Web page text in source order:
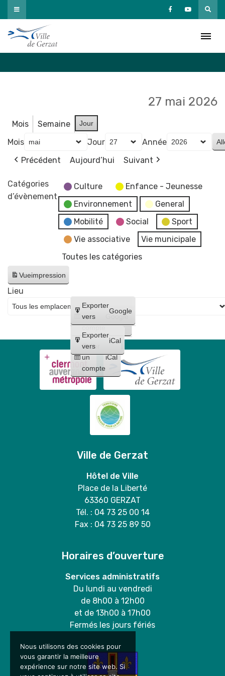
Passer
au
contenu
27 mai 2026
Mois Semaine Jour
Mois Jour
Année
Précédent
Aujourd’hui Suivant
Catégories
d’évènement
Culture
Enfance - Jeunesse
Environnement
General
Mobilité
Social
Sport
Vie associative
Vie municipale
Toutes les catégories
Vueimpression
Créer
un
compte
Google
Créer
un
compte
iCal
Exporter
vers
Google
Exporter
vers
iCal
Lieu
Ville de Gerzat
Hôtel de Ville
Place de la Liberté
63360 GERZAT
Tél. : 04 73 25 00 14
Fax : 04 73 25 89 50
Horaires d’ouverture
Services administratifs
Du lundi au vendredi
de 8h00 à 12h00
et de 13h00 à 17h00
Fermés les jours fériés
Nous utilisons des cookies pour
vous garantir la meilleure
expérience sur notre site web. Si